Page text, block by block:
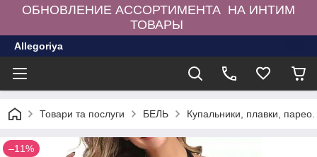
ОБНОВЛЕНИЕ АССОРТИМЕНТА НА ИНТИМ
ТОВАРЫ
Allegoriya
Товари та послуги БЕЛЬ Купальники, плавки, парео.
–11%